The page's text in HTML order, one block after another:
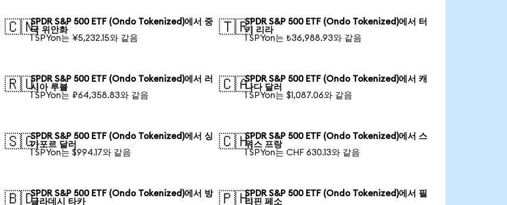
🇨🇳SPDR S&P 500 ETF (Ondo Tokenized)에서 중
국 위안화
1 SPYon는 ¥5,232.15와 같음
🇹🇷SPDR S&P 500 ETF (Ondo Tokenized)에서 터
키 리라
1 SPYon는 ₺36,988.93와 같음
🇷🇺SPDR S&P 500 ETF (Ondo Tokenized)에서 러
시아 루블
1 SPYon는 ₽64,358.83와 같음
🇨🇦SPDR S&P 500 ETF (Ondo Tokenized)에서 캐
나다 달러
1 SPYon는 $1,087.06와 같음
🇸🇬SPDR S&P 500 ETF (Ondo Tokenized)에서 싱
가포르 달러
1 SPYon는 $994.17와 같음
🇨🇭SPDR S&P 500 ETF (Ondo Tokenized)에서 스
위스 프랑
1 SPYon는 CHF 630.13와 같음
🇧🇩SPDR S&P 500 ETF (Ondo Tokenized)에서 방
글라데시 타카
🇵🇭SPDR S&P 500 ETF (Ondo Tokenized)에서 필
리핀 페소